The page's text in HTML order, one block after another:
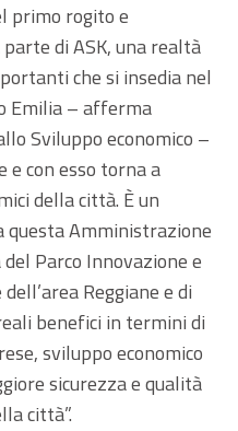
primo rogito e
di ASK, una realtà
che si insedia nel
Emilia – afferma
Sviluppo economico –
e con esso torna a
della città. È un
questa Amministrazione
Parco Innovazione e
Reggiane e di
benefici in termini di
sviluppo economico
sicurezza e qualità
città”.